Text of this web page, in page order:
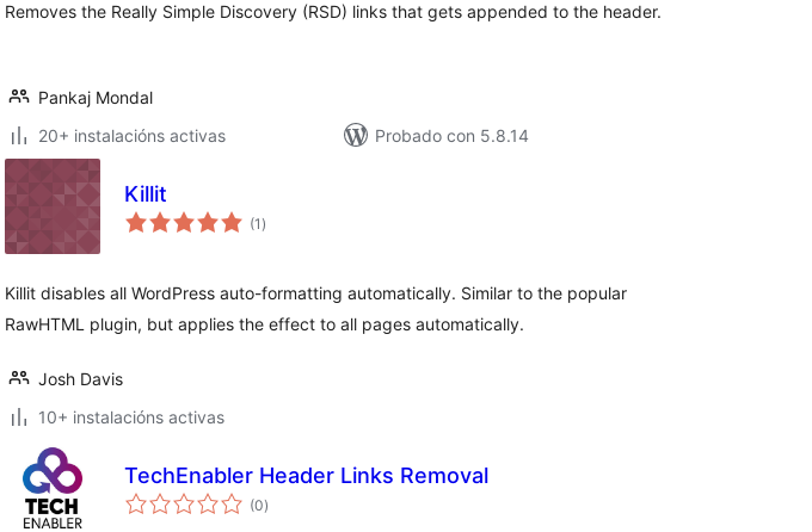
Removes the Really Simple Discovery (RSD) links that gets appended to the header.
Pankaj Mondal
20+ instalacións activas
Probado con 5.8.14
Killit
(1 valoracións
totais
)
Killit disables all WordPress auto-formatting automatically. Similar to the popular
RawHTML plugin, but applies the effect to all pages automatically.
Josh Davis
10+ instalacións activas
TechEnabler Header Links Removal
(0valoracións
totais
)